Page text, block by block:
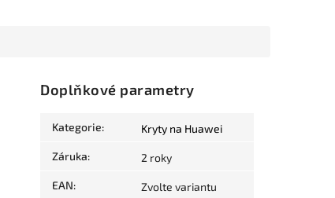
Doplňkové parametry
Kategorie: Kryty na Huawei
Záruka: 2 roky
EAN: Zvolte variantu